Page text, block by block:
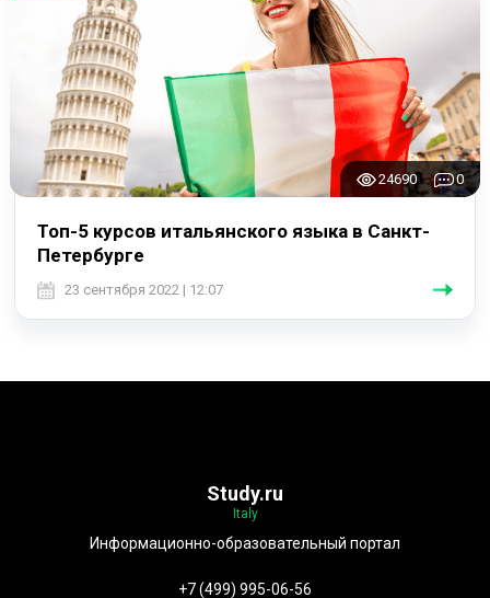
24690 0
Топ-5 курсов итальянского языка в Санкт-
Петербурге
23 сентября 2022 | 12:07
Study.ru
Italy
Информационно-образовательный портал
+7 (499) 995-06-56